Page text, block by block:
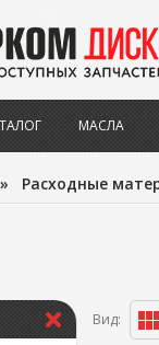
МАСЛА
» Расходные
Вид: